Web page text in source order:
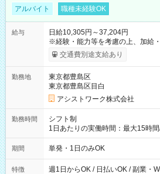
アルバイト 職種未経験OK
給与
日給10,305円～37,204円
※経験・能力等を考慮の上、加給・優遇
間】試用期間なし
交通費別途支給あり
勤務地
東京都豊島区
東京都豊島区目白
アシストワーク株式会社
勤務時間
シフト制
1日あたりの実働時間：最大15時
勤務 勤務：月・水・金 休み：火・木・土・日
可能です！ ※1日あたりの最大実働時間は日勤、夜勤共に勤務し
期間 単発・1日のみOK
特徴
週1日からOK / 日払いOK / 副業・